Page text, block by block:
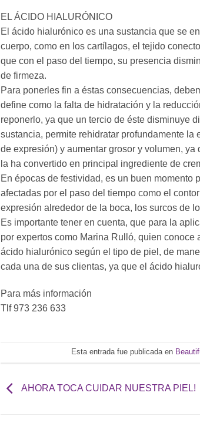
EL ÁCIDO HIALURÓNICO
El ácido hialurónico es una sustancia que se
cuerpo, como en los cartílagos, el tejido
que con el paso del tiempo, su presencia
de firmeza.
Para ponerles fin a éstas consecuencias,
define como la falta de hidratación y la
reponerlo, ya que un tercio de éste disminuye
sustancia, permite rehidratar profundamente
de expresión) y aumentar grosor y volumen,
la ha convertido en principal ingrediente de
En épocas de festividad, es un buen momento
afectadas por el paso del tiempo como el
expresión alrededor de la boca, los surcos de
Es importante tener en cuenta, que para la
por expertos como Marina Rulló, quien
ácido hialurónico según el tipo de piel, de
cada una de sus clientas, ya que el ácido
Para más información
Tlf 973 236 633
Esta entrada fue publicada en
AHORA TOCA CUIDAR NUESTRA PIEL!